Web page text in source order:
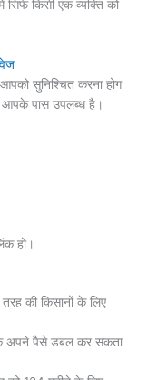
किसी एक व्यक्ति को
सुनिश्चित करना होग
पास उपलब्ध है।
हो।
की किसानों के लिए
अपने पैसे डबल कर सकता